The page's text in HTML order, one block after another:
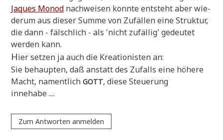
Jaques Monod nach­wei­sen konn­te ent­steht aber wie­
der­um aus die­ser Sum­me von Zufäl­len eine Struk­tur,
die dann - fälsch­lich - als 'nicht zufäl­lig' gedeu­tet
wer­den kann.
Hier set­zen ja auch die Krea­tio­ni­sten an:
Sie behaup­ten, daß anstatt des Zufalls eine höhe­re
Macht, nament­lichGOTT, die­se Steue­rung
innehabe ....
Zum Antworten anmelden